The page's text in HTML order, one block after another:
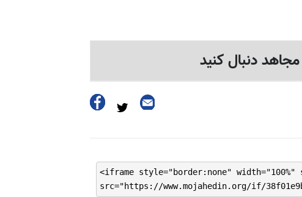
مجاهد دنبال کنید
<iframe style="border:none"
src="https://www.mojahedin.org/if/